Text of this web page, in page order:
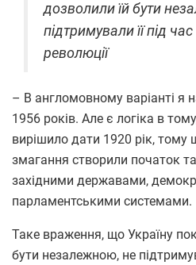
дозволили їй бути
підтримували її під
революції
– В англомовному варіанті я
1956 років. Але є логіка в
вирішило дати 1920 рік, тому
змагання створили початок
західними державами,
парламентськими системами.
Таке враження, що Україну
бути незалежною, не